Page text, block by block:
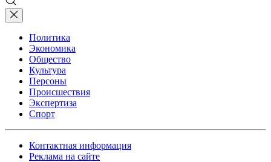
Политика
Экономика
Общество
Культура
Персоны
Происшествия
Экспертиза
Спорт
Контактная информация
Реклама на сайте